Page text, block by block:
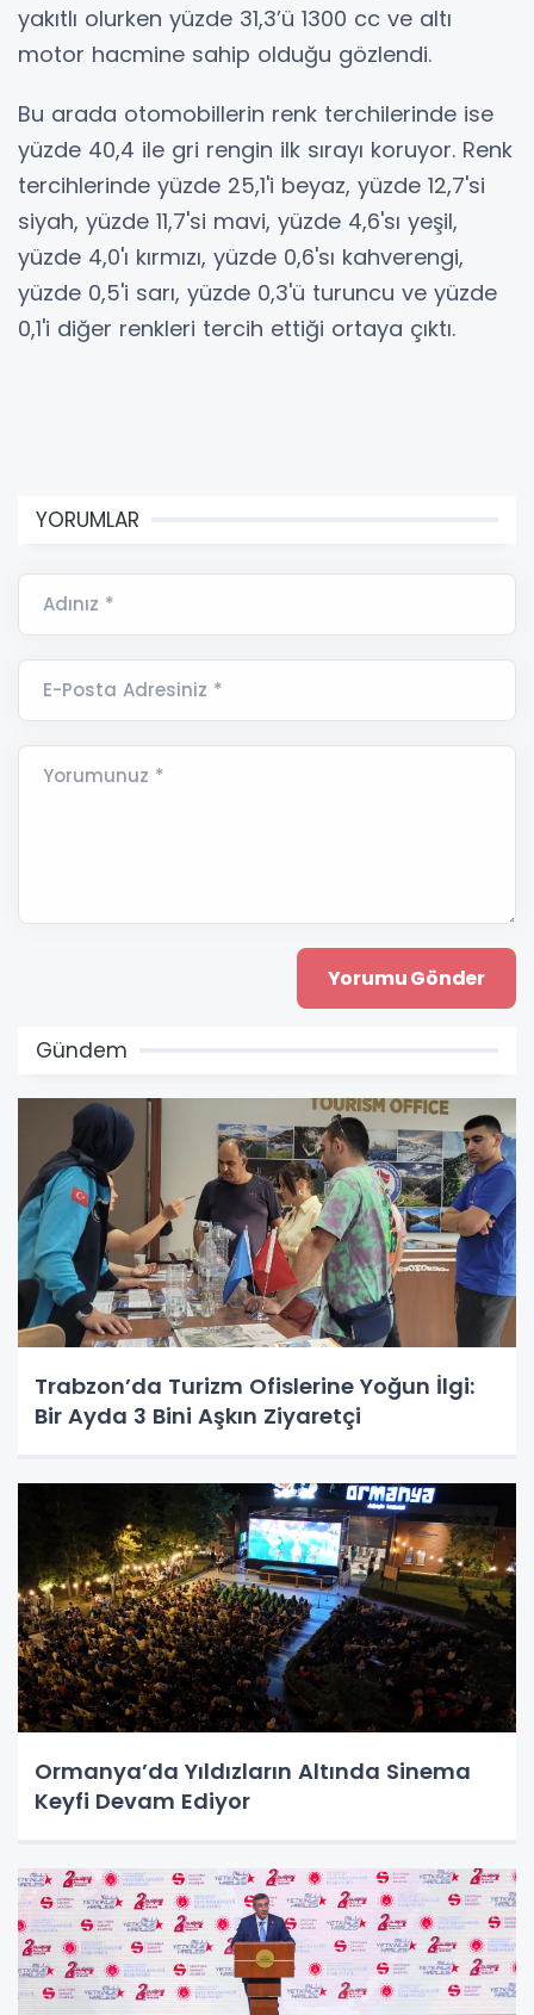
yakıtlı olurken yüzde 31,3’ü 1300 cc ve altı
motor hacmine sahip olduğu gözlendi.
Bu arada otomobillerin renk terchilerinde ise
yüzde 40,4 ile gri rengin ilk sırayı koruyor. Renk
tercihlerinde yüzde 25,1'i beyaz, yüzde 12,7'si
siyah, yüzde 11,7'si mavi, yüzde 4,6'sı yeşil,
yüzde 4,0'ı kırmızı, yüzde 0,6'sı kahverengi,
yüzde 0,5'i sarı, yüzde 0,3'ü turuncu ve yüzde
0,1'i diğer renkleri tercih ettiği ortaya çıktı.
YORUMLAR
Adınız *
E-Posta Adresiniz *
Yorumunuz *
Gündem
Trabzon’da Turizm Ofislerine Yoğun İlgi:
Bir Ayda 3 Bini Aşkın Ziyaretçi
Ormanya’da Yıldızların Altında Sinema
Keyfi Devam Ediyor